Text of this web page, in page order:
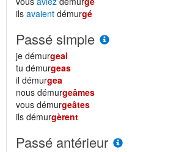
ils avaient démurgé
Passé simple
je démurgeai
tu démurgeas
il démurgea
nous démurgeâmes
vous démurgeâtes
ils démurgèrent
Passé antérieur